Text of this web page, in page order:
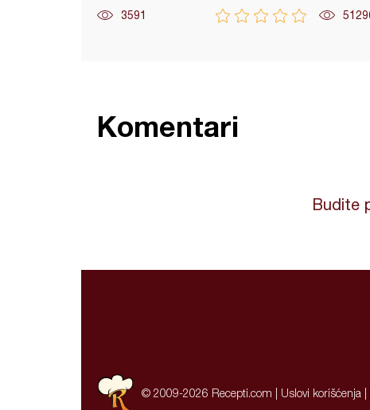
3591
Komentari
Budite
© 2009-2026 Recepti.com | Uslovi korišćenja